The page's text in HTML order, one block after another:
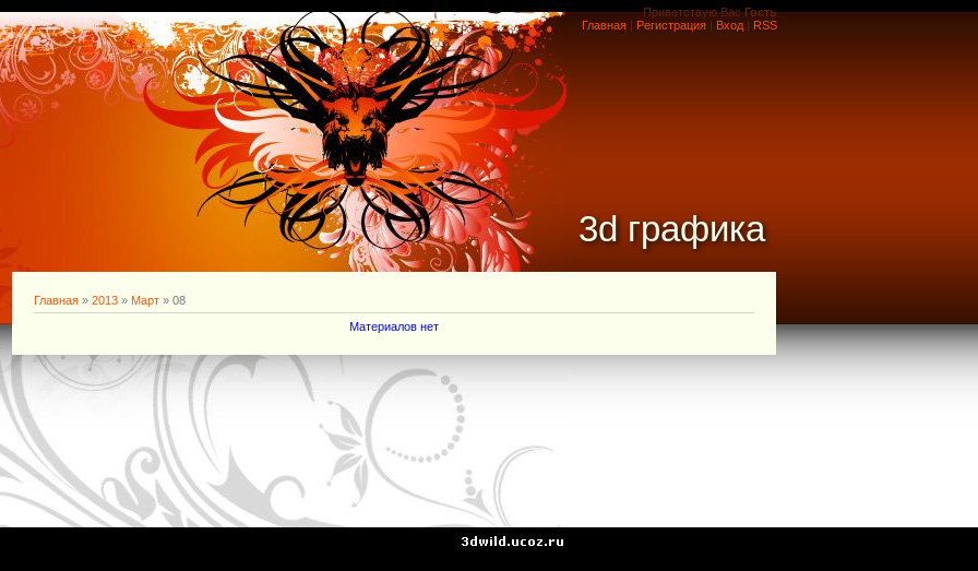
Приветствую Вас Гость
Главная | Регистрация | Вход | RSS
3d графика
Главная » 2013 » Март » 08
Материалов нет